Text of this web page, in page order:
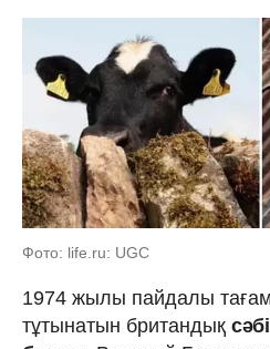
Фото: life.ru: UGC
1974 жылы пайдалы
тұтынатын британдық